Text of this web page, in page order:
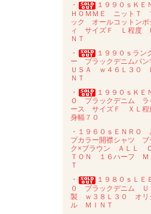
・
１９９０ｓＫＥ
ＨＯＭＭＥ ニットＴ
ック オールコットンボ
ィ サイズＦ Ｌ程度
ＮＴ
・
１９９０ｓラン
ー ブラックデニムパ
ＵＳＡ ｗ４６Ｌ３０
ＮＴ
・
１９９０ｓＫＥ
Ｏ ブラックデニム ラ
ース サイズＦ ＸＬ
身幅７０
・１９６０ｓＥＮＲＯ
プカラー開襟シャツ ブ
ク×ブラウン ＡＬＬ
ＴＯＮ １６ハーフ Ｍ
Ｔ
・
１９８０ｓＬＥ
０ ブラックデニム Ｕ
製 ｗ３８Ｌ３０ オリ
ル ＭＩＮＴ